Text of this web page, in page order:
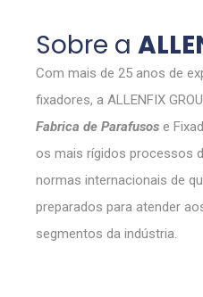
Sobre a
Com mais de 25 anos de
fixadores, a ALLENFIX
Fabrica de Parafusos e
os mais rígidos processos
normas internacionais de
preparados para atender
segmentos da indústria.